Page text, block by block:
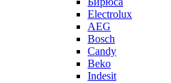
Electrolux
AEG
Bosch
Candy
Beko
Indesit